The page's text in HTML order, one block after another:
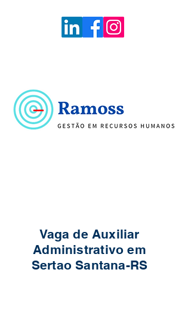
Vaga de Auxiliar
Administrativo em
Sertao Santana-RS